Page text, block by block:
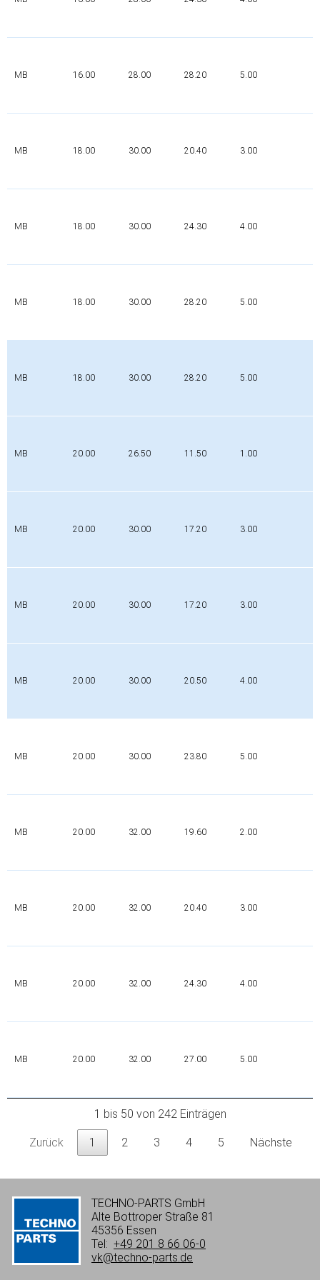
MB 16.00 28.00 28.20 5.00
MB 18.00 30.00 20.40 3.00
MB 18.00 30.00 24.30 4.00
MB 18.00 30.00 28.20 5.00
MB 18.00 30.00 28.20 5.00
MB 20.00 26.50 11.50 1.00
MB 20.00 30.00 17.20 3.00
MB 20.00 30.00 17.20 3.00
MB 20.00 30.00 20.50 4.00
MB 20.00 30.00 23.80 5.00
MB 20.00 32.00 19.60 2.00
MB 20.00 32.00 20.40 3.00
MB 20.00 32.00 24.30 4.00
MB 20.00 32.00 27.00 5.00
1 bis 50 von 242 Einträgen
Zurück 1 2 3 4 5 Nächste
TECHNO-PARTS GmbH
Alte Bottroper Straße 81
45356 Essen
Tel: +49 201 8 66 06-0
vk@techno-parts.de